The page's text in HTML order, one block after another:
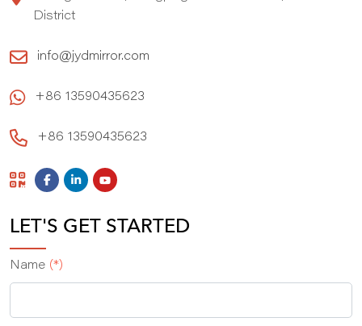
District
info@jydmirror.com
+86 13590435623
+86 13590435623
LET'S GET STARTED
Name (*)